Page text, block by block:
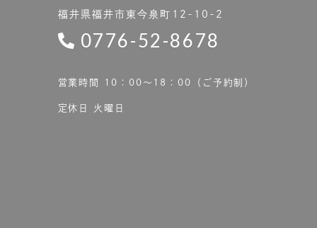
福井県福井市東今泉町12-10-2
0776-52-8678
営業時間 10：00〜18：00（ご予約制）
定休日 火曜日